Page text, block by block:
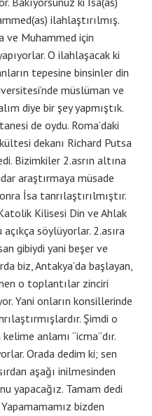
ilahlaştırılmış.
ve Muhammed için
O ilahlaşacak ki
tepesine binsinler din
müslüman ve
diye bir şey yapmıştık.
de oydu. Roma’daki
dekanı Richard Putsa
Bizimkiler 2.asrın altına
araştırmaya müsade
İsa tanrılaştırılmıştır.
Kilisesi Din ve Ahlak
söylüyorlar. 2.asıra
gibiydi yani beşer ve
biz, Antakya’da başlayan,
o toplantılar zinciri
Yani onların konsillerinde
Şimdi o
anlamı “icma”dır.
Orada dedim ki; sen
aşağı inilmesinden
yapacağız. Tamam dedi
bizden